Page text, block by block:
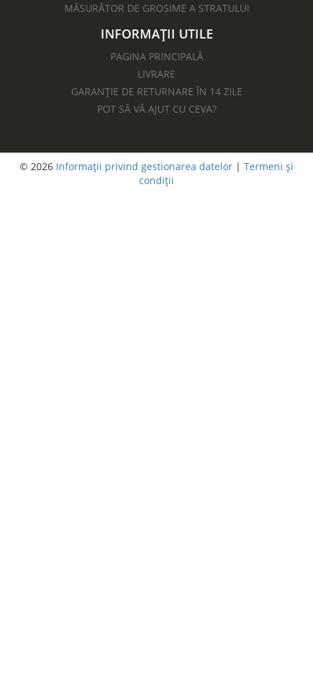
MĂSURĂTOR DE GROSIME A STRATULUI
INFORMAȚII UTILE
PAGINA PRINCIPALĂ
LIVRARE
GARANȚIE DE RETURNARE ÎN 14 ZILE
POT SĂ VĂ AJUT CU CEVA?
© 2026 Informații privind gestionarea datelor | Termeni și
condiții